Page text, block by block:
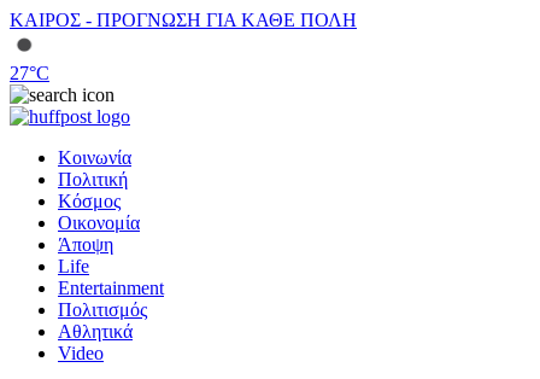
ΚΑΙΡΟΣ - ΠΡΟΓΝΩΣΗ ΓΙΑ ΚΑΘΕ ΠΟΛΗ
27°C
Κοινωνία
Πολιτική
Κόσμος
Οικονομία
Άποψη
Life
Entertainment
Πολιτισμός
Αθλητικά
Video